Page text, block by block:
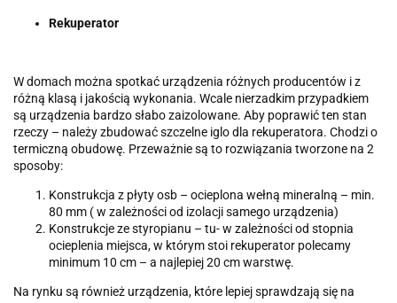
Rekuperator
W domach można spotkać urządzenia różnych producentów i z
różną klasą i jakością wykonania. Wcale nierzadkim przypadkiem
są urządzenia bardzo słabo zaizolowane. Aby poprawić ten stan
rzeczy – należy zbudować szczelne iglo dla rekuperatora. Chodzi o
termiczną obudowę. Przeważnie są to rozwiązania tworzone na 2
sposoby:
Konstrukcja z płyty osb – ocieplona wełną mineralną – min.
80 mm ( w zależności od izolacji samego urządzenia)
Konstrukcje ze styropianu – tu- w zależności od stopnia
ocieplenia miejsca, w którym stoi rekuperator polecamy
minimum 10 cm – a najlepiej 20 cm warstwę.
Na rynku są również urządzenia, które lepiej sprawdzają się na